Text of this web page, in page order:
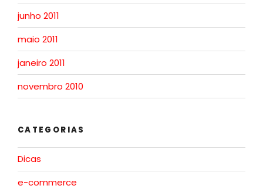
junho 2011
maio 2011
janeiro 2011
novembro 2010
CATEGORIAS
Dicas
e-commerce